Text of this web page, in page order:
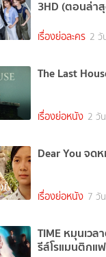
3HD (ตอนล่า
เรื่องย่อละคร 2 วั
The Last
เรื่องย่อหนัง 2 วั
Dear You จด
เรื่องย่อหนัง 7 วั
TIME หมุนเว
รีส์โรแมนติก